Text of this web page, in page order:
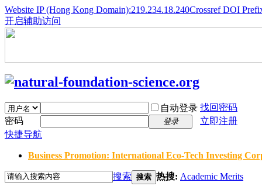
Website IP (Hong Kong Domain):219.234.18.240Crossref DOI
开启辅助访问
自动登录 找回密码
密码
登录
立即注册
快捷导航
Business Promotion: International Eco-Tech Investing
搜索 搜索 热搜: Academic Merits